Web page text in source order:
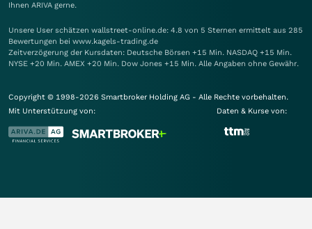
Ihnen ARIVA gerne.
Unsere User schätzen wallstreet-online.de: 4.8 von 5 Sternen ermittelt aus 285
Bewertungen bei www.kagels-trading.de
Zeitverzögerung der Kursdaten: Deutsche Börsen +15 Min. NASDAQ +15 Min.
NYSE +20 Min. AMEX +20 Min. Dow Jones +15 Min. Alle Angaben ohne Gewähr.
Copyright © 1998-2026 Smartbroker Holding AG - Alle Rechte vorbehalten.
Mit Unterstützung von:
Daten & Kurse von: